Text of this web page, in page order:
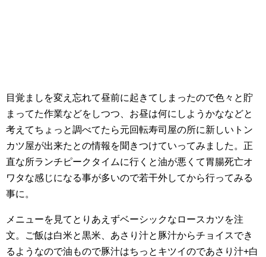
目覚ましを変え忘れて昼前に起きてしまったので色々と貯
まってた作業などをしつつ、お昼は何にしようかななどと
考えてちょっと調べてたら元回転寿司屋の所に新しいトン
カツ屋が出来たとの情報を聞きつけていってみました。正
直な所ランチピークタイムに行くと油が悪くて胃腸死亡オ
ワタな感じになる事が多いので若干外してから行ってみる
事に。
メニューを見てとりあえずベーシックなロースカツを注
文。ご飯は白米と黒米、あさり汁と豚汁からチョイスでき
るようなので油もので豚汁はちっとキツイのであさり汁+白